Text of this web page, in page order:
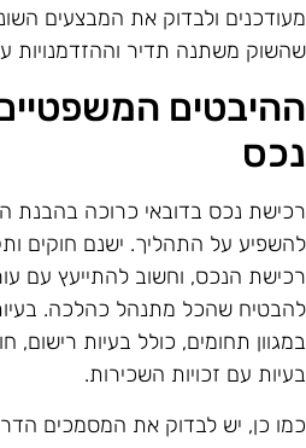
ולבדוק את המבצעים
משתנה תדיר וההזדמנויות
נכס בדובאי כרוכה בהבנת
על התהליך. ישנם חוקים
הנכס, וחשוב להתייעץ עם
שהכל מתנהל כהלכה. בעיות
תחומים, כולל בעיות רישום,
עם זכויות השכירות.
כן, יש לבדוק את המסמכים